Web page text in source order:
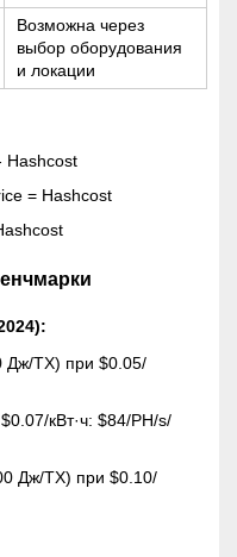
Возможна через
выбор оборудования
и локации
Hashcost
= Hashcost
Дж/ТХ) при $0.05/
кВт·ч: $84/PH/s/
Дж/ТХ) при $0.10/